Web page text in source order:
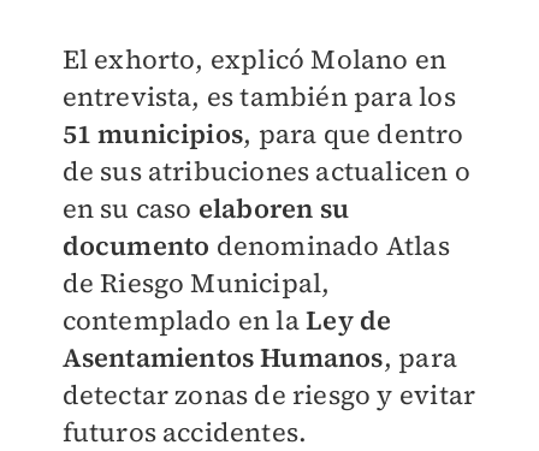
El exhorto, explicó Molano en
entrevista, es también para los
51 municipios, para que dentro
de sus atribuciones actualicen o
en su caso elaboren su
documento denominado Atlas
de Riesgo Municipal,
contemplado en laLey de
Asentamientos Humanos, para
detectar zonas de riesgo y evitar
futuros accidentes.